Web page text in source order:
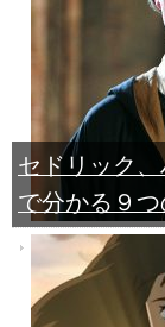
セドリック
で分かる９